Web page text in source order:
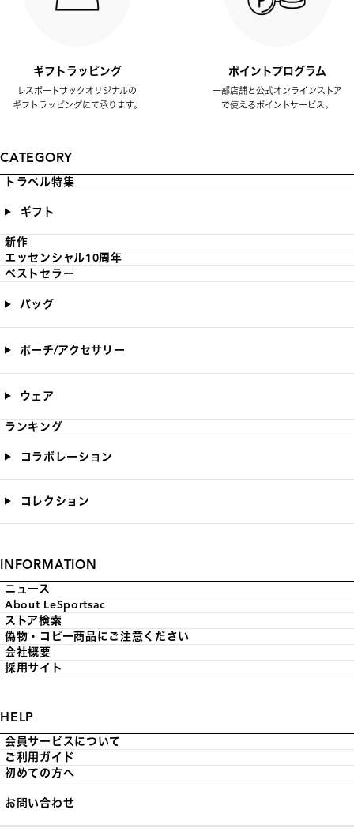
ギフトラッピング
レスポートサックオリジナルの
ギフトラッピングにて承ります。
ポイントプログラム
一部店舗と公式オンラインストア
で使えるポイントサービス。
CATEGORY
トラベル特集
ギフト
新作
エッセンシャル10周年
ベストセラー
バッグ
ポーチ/アクセサリー
ウェア
ランキング
コラボレーション
コレクション
INFORMATION
ニュース
About LeSportsac
ストア検索
偽物・コピー商品にご注意ください
会社概要
採用サイト
HELP
会員サービスについて
ご利用ガイド
初めての方へ
お問い合わせ